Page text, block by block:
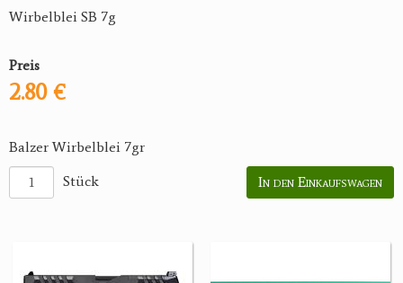
Wirbelblei SB 7g
Preis
2.80 €
Balzer Wirbelblei 7gr
Stück
In den Einkaufswagen